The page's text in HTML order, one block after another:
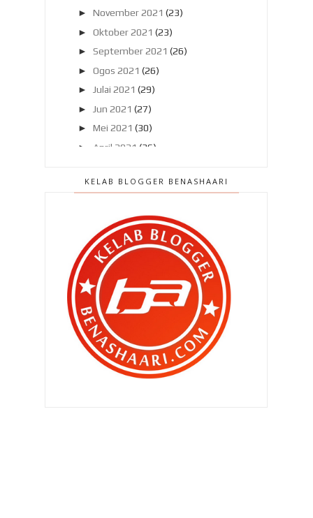
► November 2021 (23)
► Oktober 2021 (23)
► September 2021 (26)
► Ogos 2021 (26)
► Julai 2021 (29)
►
Jun 2021 (27)
► Mei 2021 (30)
►
April 2021 (36)
▼ Februari 2021 (42)
Seremban semakin mena...
Mati selepas makan ubat kurus ?
Kesan jika ibu mengandung tidak
mengambil asid fol...
Senaman untuk hilangkan lemak di
pinggang atau Lov...
Kad kredit korang dalam bahaya ?
KELAB BLOGGER BENASHAARI